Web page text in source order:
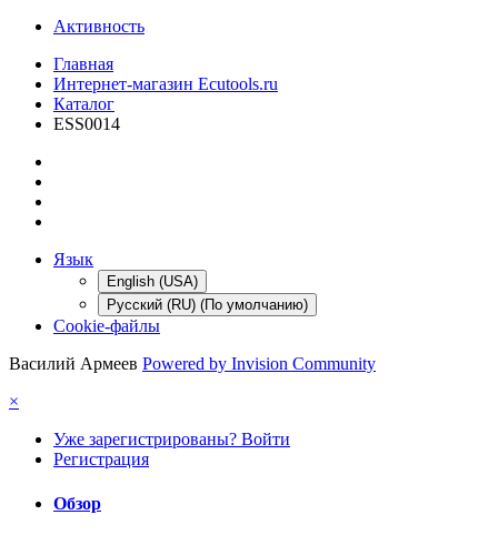
Активность
Главная
Интернет-магазин Ecutools.ru
Каталог
ESS0014
Язык
English (USA)
Русский (RU) (По умолчанию)
Cookie-файлы
Василий Армеев Powered by Invision Community
×
Уже зарегистрированы? Войти
Регистрация
Обзор